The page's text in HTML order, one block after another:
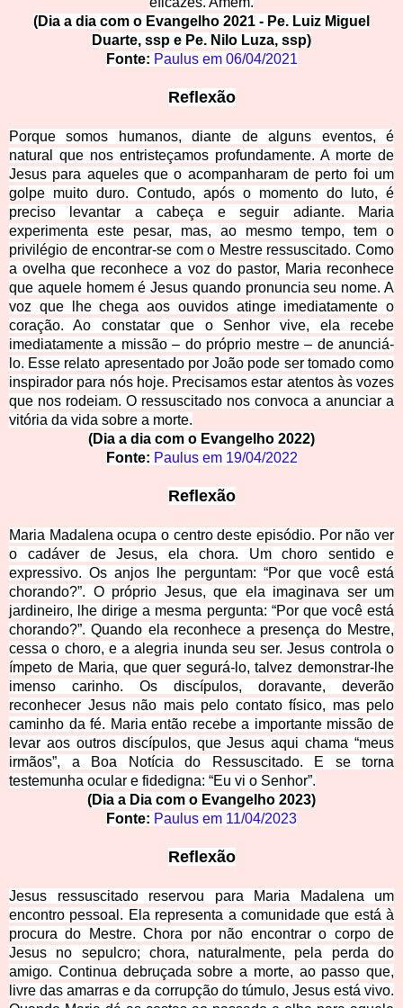
(Dia a dia com o Evangelho 2021 - Pe. Luiz Miguel
Duarte, ssp e Pe. Nilo Luza, ssp)
Fonte: Paulus em 06/04/2021
Reflexão
Porque somos humanos, diante de alguns eventos, é
natural que nos entristeçamos profundamente. A morte de
Jesus para aqueles que o acompanharam de perto foi um
golpe muito duro. Contudo, após o momento do luto, é
preciso levantar a cabeça e seguir adiante. Maria
experimenta este pesar, mas, ao mesmo tempo, tem o
privilégio de encontrar-se com o Mestre ressuscitado. Como
a ovelha que reconhece a voz do pastor, Maria reconhece
que aquele homem é Jesus quando pronuncia seu nome. A
voz que lhe chega aos ouvidos atinge imediatamente o
coração. Ao constatar que o Senhor vive, ela recebe
imediatamente a missão – do próprio mestre – de anunciá-
lo. Esse relato apresentado por João pode ser tomado como
inspirador para nós hoje. Precisamos estar atentos às vozes
que nos rodeiam. O ressuscitado nos convoca a anunciar a
vitória da vida sobre a morte.
(Dia a dia com o Evangelho 2022)
Fonte: Paulus em 19/04/2022
Reflexão
Maria Madalena ocupa o centro deste episódio. Por não ver
o cadáver de Jesus, ela chora. Um choro sentido e
expressivo. Os anjos lhe perguntam: “Por que você está
chorando?”. O próprio Jesus, que ela imaginava ser um
jardineiro, lhe dirige a mesma pergunta: “Por que você está
chorando?”. Quando ela reconhece a presença do Mestre,
cessa o choro, e a alegria inunda seu ser. Jesus controla o
ímpeto de Maria, que quer segurá-lo, talvez demonstrar-lhe
imenso carinho. Os discípulos, doravante, deverão
reconhecer Jesus não mais pelo contato físico, mas pelo
caminho da fé. Maria então recebe a importante missão de
levar aos outros discípulos, que Jesus aqui chama “meus
irmãos”, a Boa Notícia do Ressuscitado. E se torna
testemunha ocular e fidedigna: “Eu vi o Senhor”.
(Dia a Dia com o Evangelho 2023)
Fonte: Paulus em 11/04/2023
Reflexão
Jesus ressuscitado reservou para Maria Madalena um
encontro pessoal. Ela representa a comunidade que está à
procura do Mestre. Chora por não encontrar o corpo de
Jesus no sepulcro; chora, naturalmente, pela perda do
amigo. Continua debruçada sobre a morte, ao passo que,
livre das amarras e da corrupção do túmulo, Jesus está vivo.